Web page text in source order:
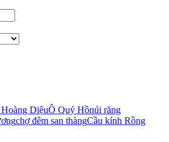
DiệuÔ Quý Hồnúi răng
chợ đêm san thàngCầu kính Rồng